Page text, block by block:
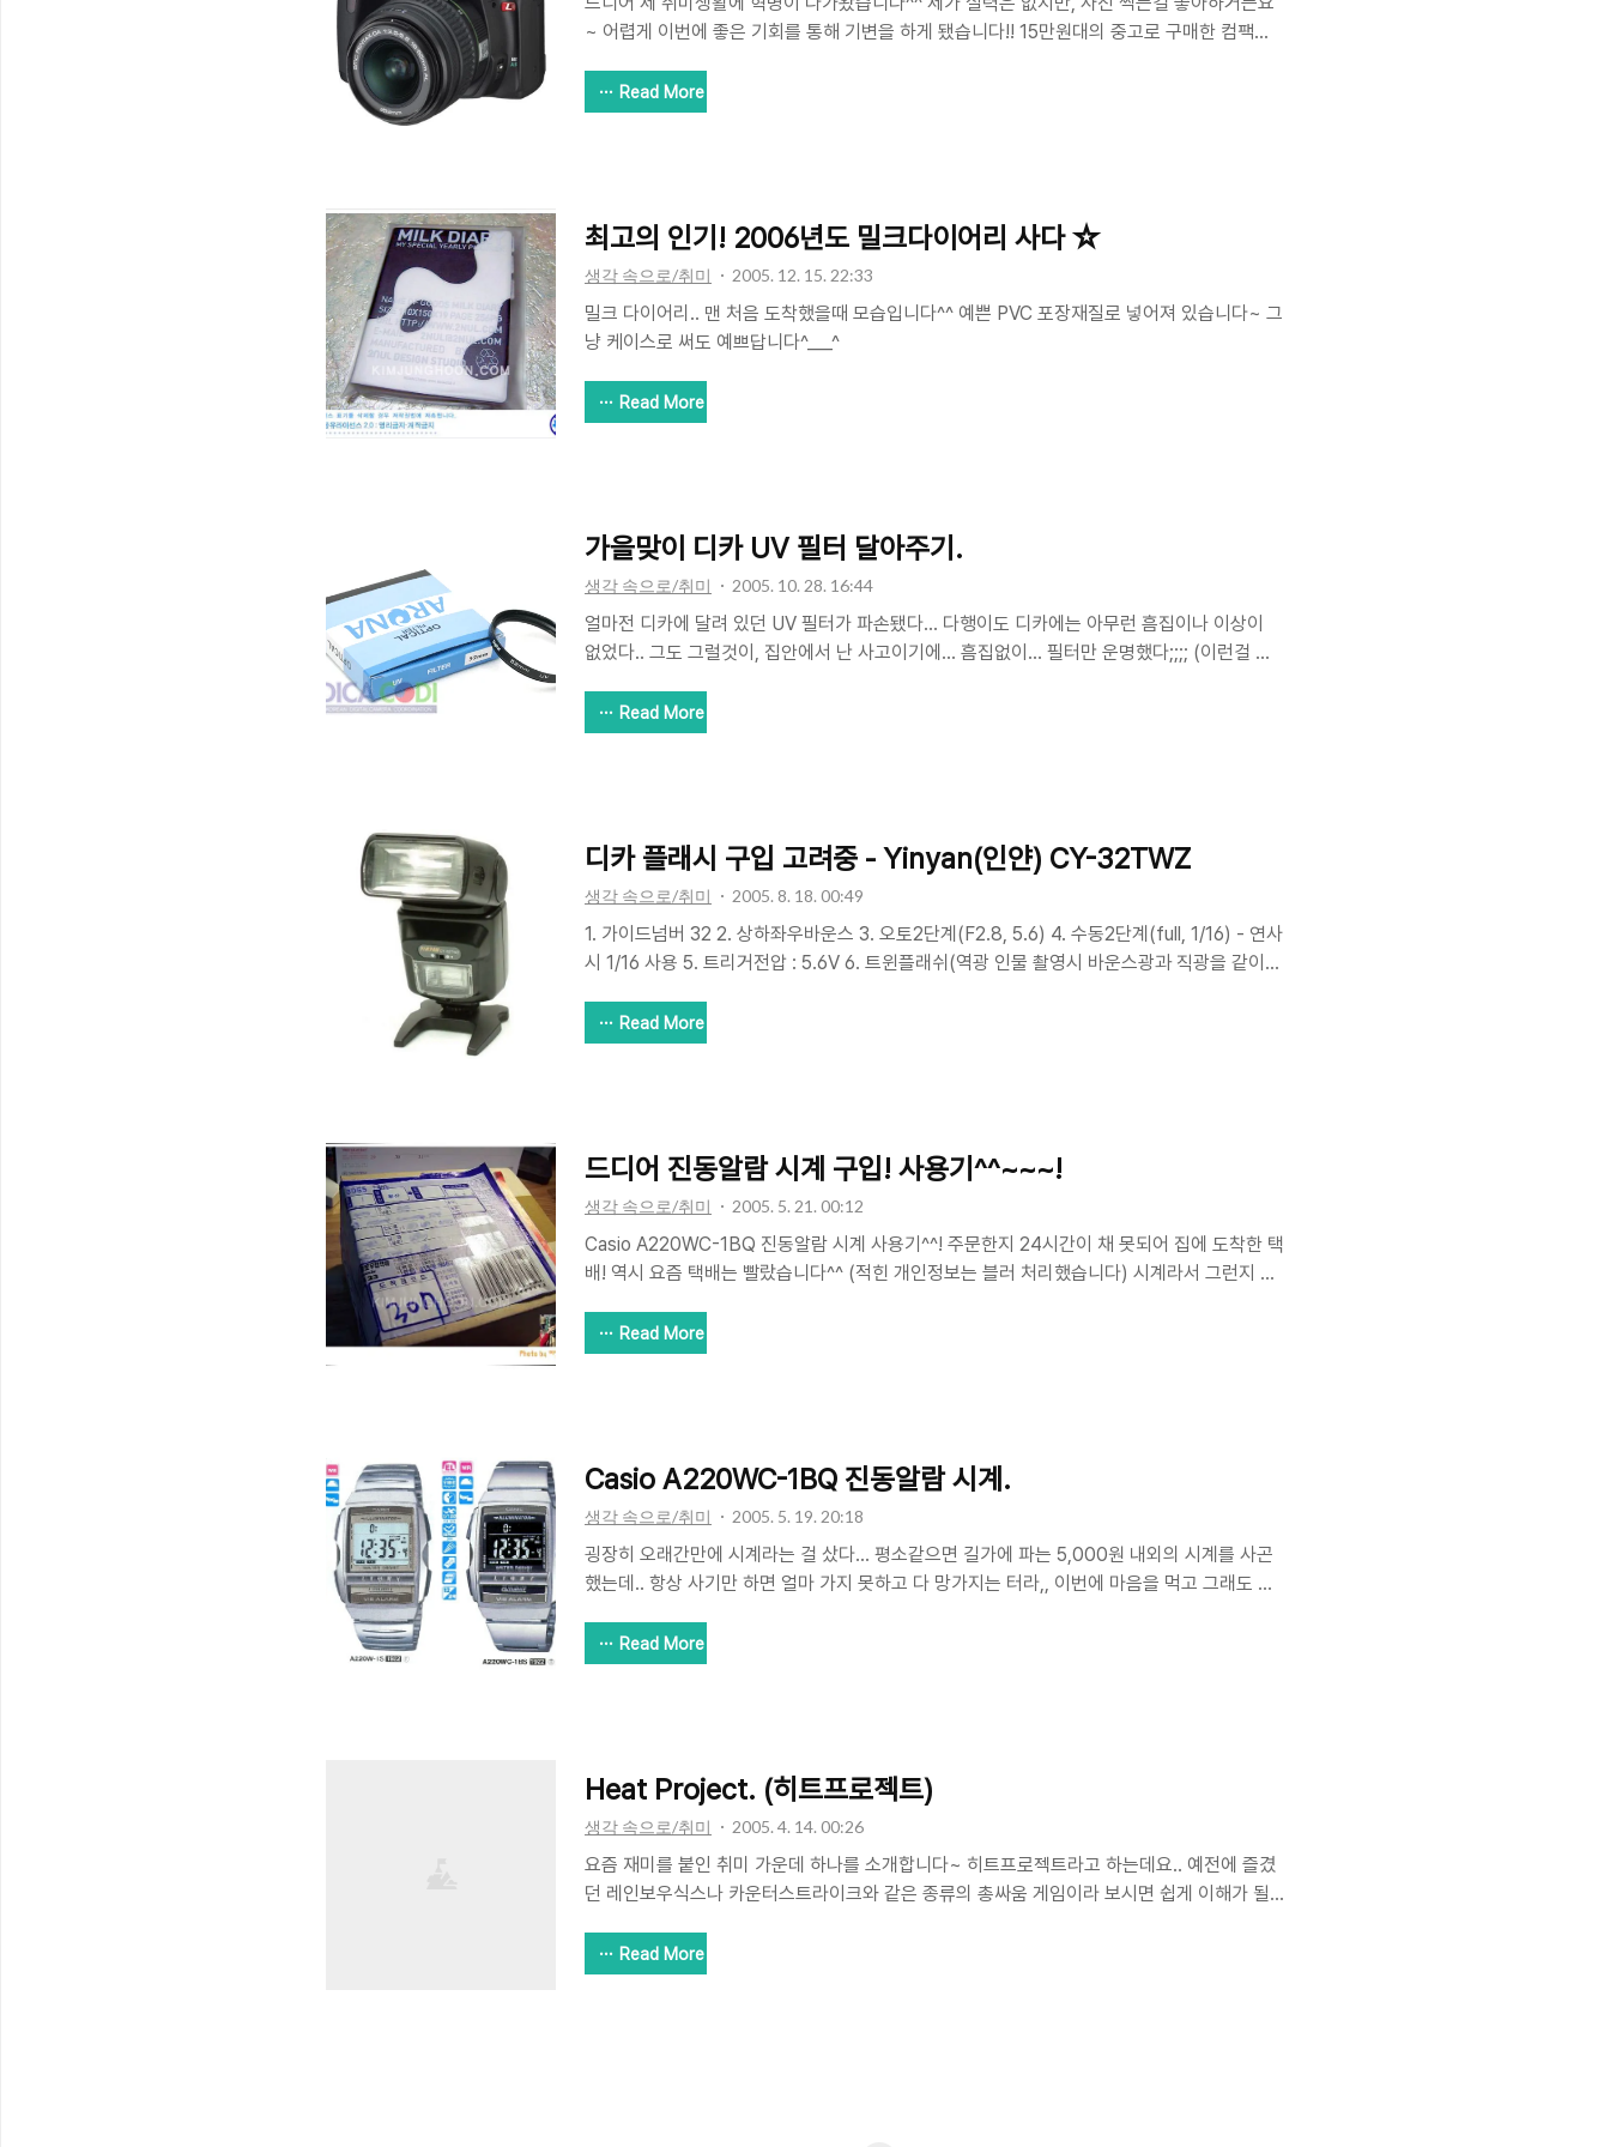
~ 어렵게 이번에 좋은 기회를 통해 기변을 하게 됐습니다!! 15만원대의 중고로 구매한 컴팩트
을 새것으로 구입하여 사용해왔습니다~ 이번에 드디어 사진 고급 입문을 위해 저가형 D-SLR
을 구입하게 됐습니다~ 한동안 뜸했던 저의 사진찍기에 큰 변화를 가져다 줄 것으로 생각됩니
Read More
최고의 인기! 2006년도 밀크다이어리 사다 ☆
생각 속으로/취미 2005. 12. 15. 22:33
밀크 다이어리.. 맨 처음 도착했을때 모습입니다^^ 예쁜 PVC 포장재질로 넣어져 있습니다~ 그
냥 케이스로 써도 예쁘답니다^___^
Read More
가을맞이 디카 UV 필터 달아주기.
생각 속으로/취미 2005. 10. 28. 16:44
얼마전 디카에 달려 있던 UV 필터가 파손됐다... 다행이도 디카에는 아무런 흠집이나 이상이
없었다.. 그도 그럴것이, 집안에서 난 사고이기에... 흠집없이... 필터만 운명했다;;;; (이런걸 불
다. UV 필터였는데,, 실은 자외선 차단 기능보다는 렌즈의 보호를 위해 많이들 장착한다.. 물론
비싼 UV 필터를 장착하면 나름대로 뭔가 있겠지만... 저가형 UV 필터는 렌즈 보호를 위해 많이
Read More
디카 플래시 구입 고려중 - Yinyan(인얀) CY-32TWZ
생각 속으로/취미 2005. 8. 18. 00:49
1. 가이드넘버 32 2. 상하좌우바운스 3. 오토2단계(F2.8, 5.6) 4. 수동2단계(full, 1/16) - 연사
시 1/16 사용 5. 트리거전압 : 5.6V 6. 트윈플래쉬(역광 인물 촬영시 바운스광과 직광을 같이
을 사용하고 있는데요.. 원래 인얀 26을 사용하고 있었는데... 너무 무리하게 사용했는지.. 작동
이 안되서 이번에 새로 구입할지를 고려해 보고 있습니다^^ 인얀 제품이 저가형 이면서도 괜찮
Read More
드디어 진동알람 시계 구입! 사용기^^~~~!
생각 속으로/취미 2005. 5. 21. 00:12
Casio A220WC-1BQ 진동알람 시계 사용기^^! 주문한지 24시간이 채 못되어 집에 도착한 택
배! 역시 요즘 택배는 빨랐습니다^^ (적힌 개인정보는 블러 처리했습니다) 시계라서 그런지 충
작한것으로 보이는 한글 설명서를 동봉해 주는 세심함까지 보여주었습니다 다 개봉한 상품입
니다. 시계는 Air 봉투로 잘 쌓여서 안전하게 도착했습니다. 구입시 손목둘레를 알려줬더니, 세
Read More
Casio A220WC-1BQ 진동알람 시계.
생각 속으로/취미 2005. 5. 19. 20:18
굉장히 오래간만에 시계라는 걸 샀다... 평소같으면 길가에 파는 5,000원 내외의 시계를 사곤
했는데.. 항상 사기만 하면 얼마 가지 못하고 다 망가지는 터라,, 이번에 마음을 먹고 그래도 이
에서는.. 심플하고.. 튼튼하면.. 딱이다^^ㅋ 그래서 고른 시계가 위에서 보이는 Casio
A220WC-1BQ 진동알람 시계이다. (우측 시계) 손목시계가 진동알람 기능이 있덴다.... 헉. 세
Read More
Heat Project. (히트프로젝트)
생각 속으로/취미 2005. 4. 14. 00:26
요즘 재미를 붙인 취미 가운데 하나를 소개합니다~ 히트프로젝트라고 하는데요.. 예전에 즐겼
던 레인보우식스나 카운터스트라이크와 같은 종류의 총싸움 게임이라 보시면 쉽게 이해가 될
스타일"이라는 농구 게임과 함께 야심작으로 내놓은 게임입니다. 처음에는 이런류의 게임을 별
로 좋아하지 않던터라 흥미가 없었는데요.. 우연한 기회에 게임을 잠시 접하게 되었는데, 간단
Read More